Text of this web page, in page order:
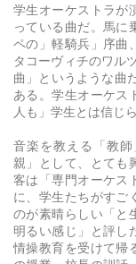
学生オーケストラが
っている曲だ。馬に
ペの」軽騎兵」序曲
タコーヴィチのワル
曲」というような曲
ある。学生オーケス
人も」学生とは信じ
音楽を教える「教
親」として、とても
客は「専門オーケス
に、学生たちがすご
のが素晴らしい「と
明るい感じ」と評し
情操教育を受けて帰